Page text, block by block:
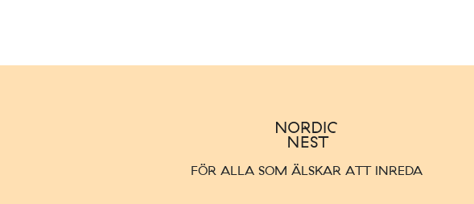
FÖR ALLA SOM ÄLSKAR ATT INREDA